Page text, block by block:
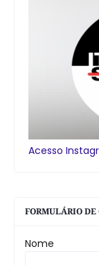
Acesso
FORMULÁRIO DE
Nome